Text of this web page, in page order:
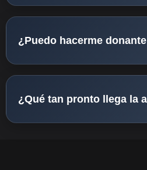
¿Puedo hacerme
¿Qué tan pronto llega la